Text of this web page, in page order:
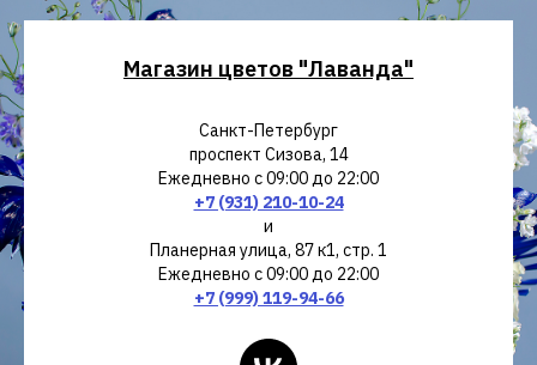
Магазин цветов "Лаванда"
Санкт-Петербург
проспект Сизова, 14
Ежедневно с 09:00 до 22:00
+7 (931) 210-10-24
и
Планерная улица, 87 к1, стр. 1
Ежедневно с 09:00 до 22:00
+7 (999) 119-94-66